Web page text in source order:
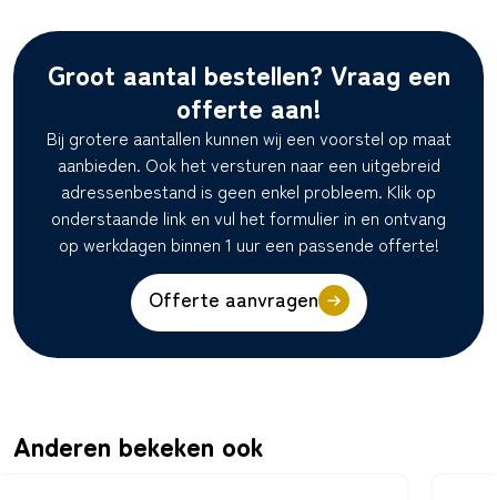
Groot aantal bestellen? Vraag een
offerte aan!
Bij grotere aantallen kunnen wij een voorstel op maat
aanbieden. Ook het versturen naar een uitgebreid
adressenbestand is geen enkel probleem. Klik op
onderstaande link en vul het formulier in en ontvang
op werkdagen binnen 1 uur een passende offerte!
Offerte aanvragen
Anderen bekeken ook